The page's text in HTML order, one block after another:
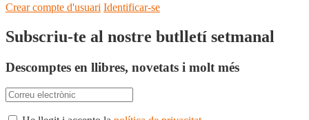
Crear compte d'usuari Identificar-se
Subscriu-te al nostre butlletí setmanal
Descomptes en llibres, novetats i molt més